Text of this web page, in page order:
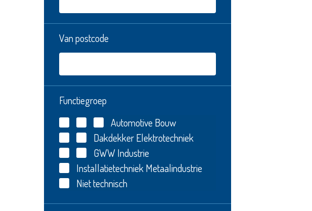
Van postcode
Functiegroep
Automotive Bouw
DakdekkerElektrotechniek
GWWIndustrie
Installatietechniek Metaalindustrie
Niet technisch